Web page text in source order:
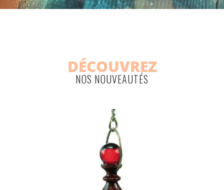
DÉCOUVREZ
NOS NOUVEAUTÉS